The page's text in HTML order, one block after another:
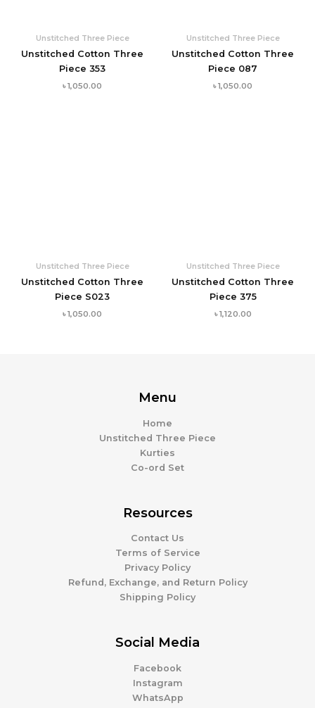
Unstitched Three Piece
Unstitched Cotton Three
Piece 353
৳1,050.00
Unstitched Three Piece
Unstitched Cotton Three
Piece 087
৳1,050.00
Unstitched Three Piece
Unstitched Cotton Three
Piece S023
৳1,050.00
Unstitched Three Piece
Unstitched Cotton Three
Piece 375
৳1,120.00
Menu
Home
Unstitched Three Piece
Kurties
Co-ord Set
Resources
Contact Us
Terms of Service
Privacy Policy
Refund, Exchange, and Return Policy
Shipping Policy
Social Media
Facebook
Instagram
WhatsApp